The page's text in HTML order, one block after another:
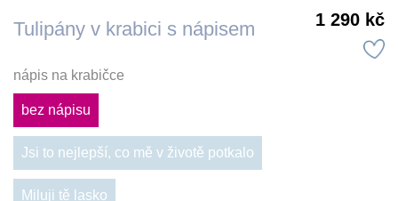
Tulipány v krabici s nápisem 1 290 kč
nápis na krabičce
bez nápisu
Jsi to nejlepší, co mě v životě potkalo
Miluji tě lasko